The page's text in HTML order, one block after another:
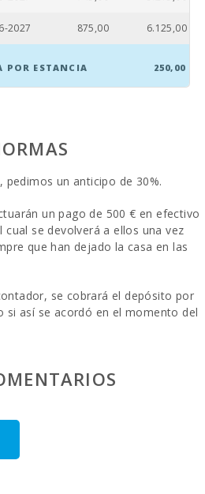
2027 875,00 6.125,00
POR ESTANCIA 250,00
un anticipo de 30%.
un pago de 500 € en efectivo
se devolverá a ellos una vez
que han dejado la casa en las
se cobrará el depósito por
si así se acordó en el momento del
/sin reservar.
€ por día.